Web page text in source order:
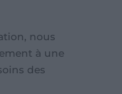
nous
à une
des